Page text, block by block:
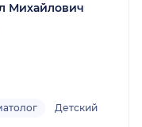
Михайлович
Детский